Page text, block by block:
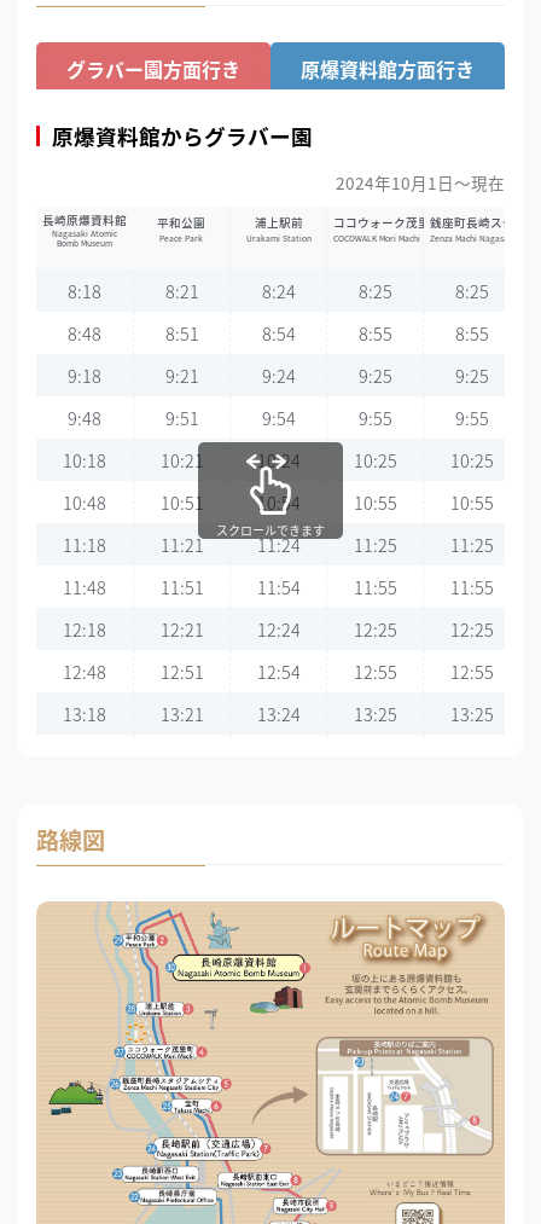
グラバー園方面行き 原爆資料館方面行き
原爆資料館からグラバー園
2024年10月1日～現在
長崎原爆資料館
Nagasaki Atomic
Bomb Museum
平和公園
Peace Park
浦上駅前
Urakami Station
ココウォーク茂里町
COCOWALK Mori Machi
銭座町長崎スタジア
Zenza Machi Nagasaki
8:18 8:21 8:24 8:25
8:25
8:48
8:51 8:54 8:55
8:55
9:18
9:21 9:24 9:25
9:25
9:48
9:51 9:54 9:55
9:55
10:18
10:21 10:24 10:25
10:25
10:48
10:51 10:54 10:55
10:55
11:18
11:21 11:24 11:25
11:25
11:48
11:51 11:54 11:55
11:55
12:18
12:21 12:24 12:25
12:25
12:48
12:51 12:54 12:55
12:55
13:18
13:21 13:24 13:25
13:25
14:48
15:48
15:51 15:55
15:55
16:18
16:21 16:24 16:25
16:25
16:51 16:54 16:55
16:55
17:21 17:25
17:25
17:48
17:51 17:54 17:55 17:55
スクロールできます
路線図